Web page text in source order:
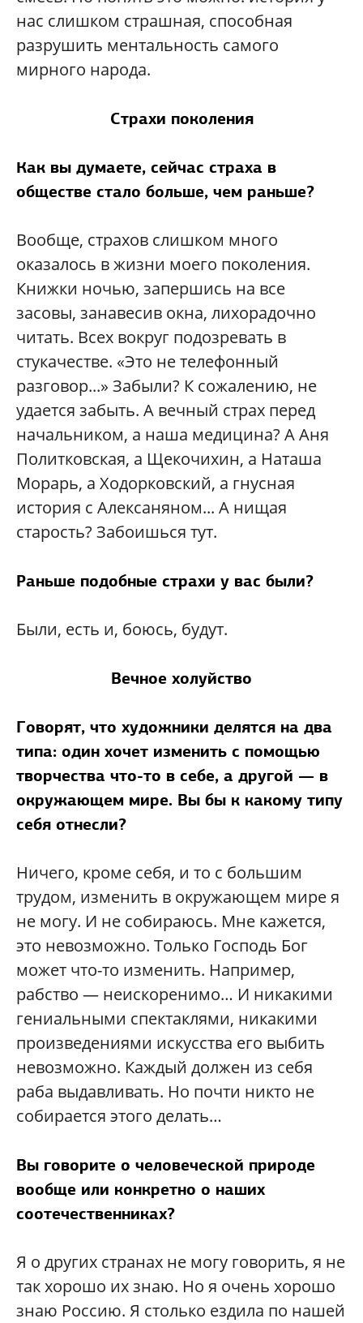
нас слишком страшная, способная
разрушить ментальность самого
мирного народа.
Страхи поколения
Как вы думаете, сейчас страха в
обществе стало больше, чем раньше?
Вообще, страхов слишком много
оказалось в жизни моего поколения.
Книжки ночью, запершись на все
засовы, занавесив окна, лихорадочно
читать. Всех вокруг подозревать в
стукачестве. «Это не телефонный
разговор...» Забыли? К сожалению, не
удается забыть. А вечный страх перед
начальником, а наша медицина? А Аня
Политковская, а Щекочихин, а Наташа
Морарь, а Ходорковский, а гнусная
история с Алексаняном... А нищая
старость? Забоишься тут.
Раньше подобные страхи у вас были?
Были, есть и, боюсь, будут.
Вечное холуйство
Говорят, что художники делятся на два
типа: один хочет изменить с помощью
творчества что-то в себе, а другой — в
окружающем мире. Вы бы к какому типу
себя отнесли?
Ничего, кроме себя, и то с большим
трудом, изменить в окружающем мире я
не могу. И не собираюсь. Мне кажется,
это невозможно. Только Господь Бог
может что-то изменить. Например,
рабство — неискоренимо… И никакими
гениальными спектаклями, никакими
произведениями искусства его выбить
невозможно. Каждый должен из себя
раба выдавливать. Но почти никто не
собирается этого делать…
Вы говорите о человеческой природе
вообще или конкретно о наших
соотечественниках?
Я о других странах не могу говорить, я не
так хорошо их знаю. Но я очень хорошо
знаю Россию. Я столько ездила по нашей